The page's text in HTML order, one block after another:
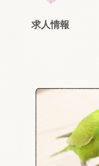
求人情報